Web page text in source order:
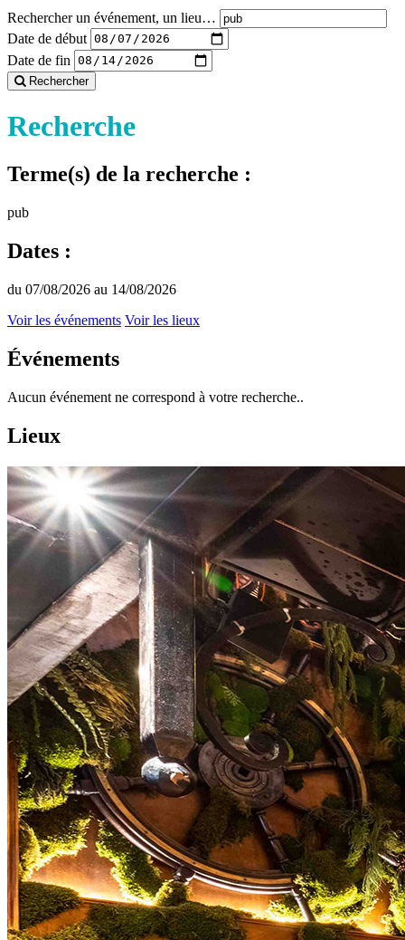
Rechercher un événement, un lieu…
Date de début
Date de fin
Rechercher
Recherche
Terme(s) de la recherche :
pub
Dates :
du 07/08/2026 au 14/08/2026
Voir les événements Voir les lieux
Événements
Aucun événement ne correspond à votre recherche..
Lieux